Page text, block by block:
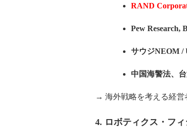
RAND
Pew Research,
サウジNEOM /
中国海警法、
→ 海外戦略を考える経営
4. ロボティクス・フ